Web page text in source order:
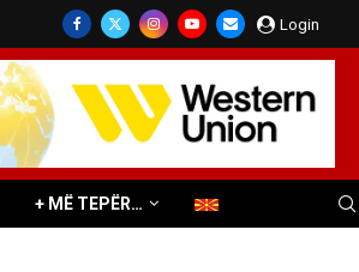
Login
+ MË TEPËR…